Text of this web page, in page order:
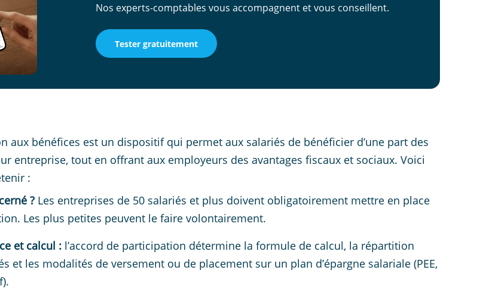
Nos experts-comptables vous accompagnent et vous conseillent.
Tester gratuitement
aux bénéfices est un dispositif qui permet aux salariés de bénéficier d’une part des
entreprise, tout en offrant aux employeurs des avantages fiscaux et sociaux. Voici
:
? Les entreprises de 50 salariés et plus doivent obligatoirement mettre en place
Les plus petites peuvent le faire volontairement.
et calcul : l’accord de participation détermine la formule de calcul, la répartition
et les modalités de versement ou de placement sur un plan d’épargne salariale (PEE,